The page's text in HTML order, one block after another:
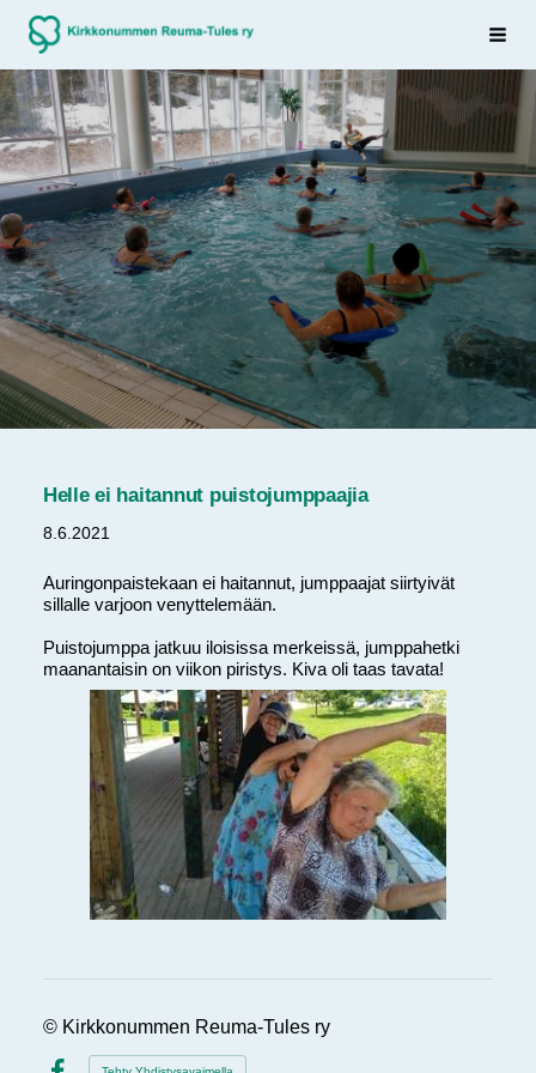
Siirry
sivun
sisältöön
Sivuston etusivulle
Helle ei haitannut puistojumppaajia
8.6.2021
Auringonpaistekaan ei haitannut, jumppaajat siirtyivät
sillalle varjoon venyttelemään.
Puistojumppa jatkuu iloisissa merkeissä, jumppahetki
maanantaisin on viikon piristys. Kiva oli taas tavata!
© Kirkkonummen Reuma-Tules ry